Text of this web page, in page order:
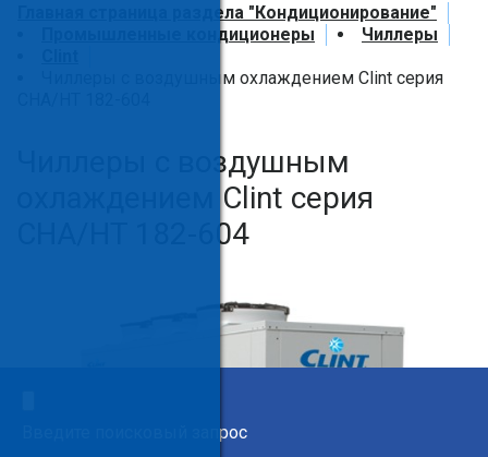
Введите поисковый запрос
Главная страница раздела "Кондиционирование"
Промышленные кондиционеры
Чиллеры
Чиллеры с воздушным охлаждением Clint серия
Чиллеры с воздушным
охлаждением Clint серия
CHA/HT 182-604